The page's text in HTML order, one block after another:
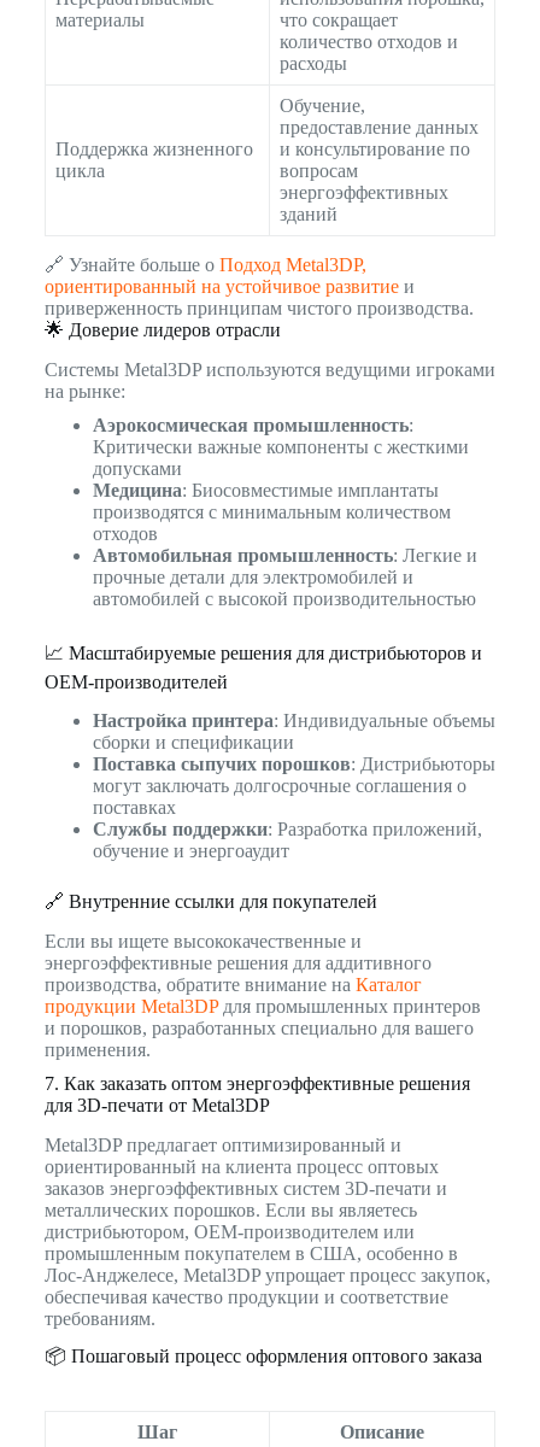
материалы
что сокращает
количество отходов и
расходы
Поддержка жизненного
цикла
Обучение,
предоставление данных
и консультирование по
вопросам
энергоэффективных
зданий
🔗 Узнайте больше о Подход Metal3DP,
ориентированный на устойчивое развитиеи
приверженность принципам чистого производства.
🌟 Доверие лидеров отрасли
Системы Metal3DP используются ведущими игроками
на рынке:
Аэрокосмическая промышленность:
Критически важные компоненты с жесткими
допусками
Медицина: Биосовместимые имплантаты
производятся с минимальным количеством
отходов
Автомобильная промышленность: Легкие и
прочные детали для электромобилей и
автомобилей с высокой производительностью
📈 Масштабируемые решения для дистрибьюторов и
OEM-производителей
Настройка принтера: Индивидуальные объемы
сборки и спецификации
Поставка сыпучих порошков: Дистрибьюторы
могут заключать долгосрочные соглашения о
поставках
Службы поддержки: Разработка приложений,
обучение и энергоаудит
🔗 Внутренние ссылки для покупателей
Если вы ищете высококачественные и
энергоэффективные решения для аддитивного
производства, обратите внимание на Каталог
продукции Metal3DPдля промышленных принтеров
и порошков, разработанных специально для вашего
применения.
7. Как заказать оптом энергоэффективные решения
для 3D-печати от Metal3DP
Metal3DP предлагает оптимизированный и
ориентированный на клиента процесс оптовых
заказов энергоэффективных систем 3D-печати и
металлических порошков. Если вы являетесь
дистрибьютором, OEM-производителем или
промышленным покупателем в США, особенно в
Лос-Анджелесе, Metal3DP упрощает процесс закупок,
обеспечивая качество продукции и соответствие
требованиям.
📦 Пошаговый процесс оформления оптового заказа
Шаг Описание